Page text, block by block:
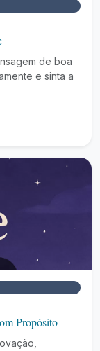
de boa
e sinta a
Propósito